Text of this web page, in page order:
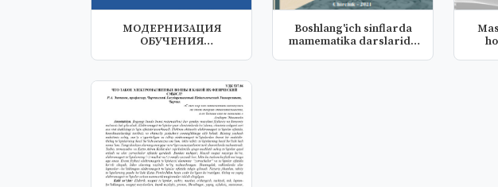
МОДЕРНИЗАЦИЯ
ОБУЧЕНИЯ
Boshlang'ich sinflarda
mamematika darslarida